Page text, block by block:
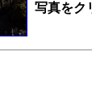
写真をク